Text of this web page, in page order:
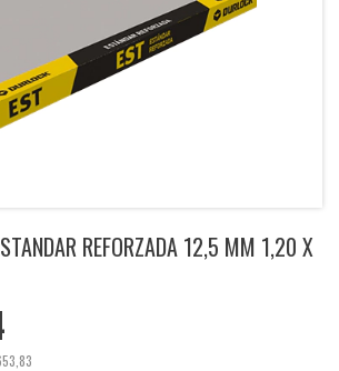
REFORZADA 12,5 MM 1,20 X